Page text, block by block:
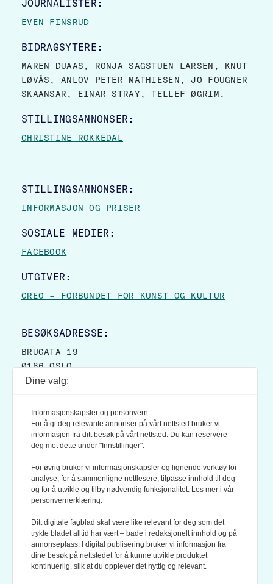
JOURNALISTER:
EVEN FINSRUD
BIDRAGSYTERE:
MAREN DUAAS, RONJA SAGSTUEN LARSEN, KNUT
LØVÅS, ANLOV PETER MATHIESEN, JO FOUGNER
SKAANSAR, EINAR STRAY, TELLEF ØGRIM.
STILLINGSANNONSER:
CHRISTINE ROKKEDAL
STILLINGSANNONSER:
INFORMASJON OG PRISER
SOSIALE MEDIER:
FACEBOOK
UTGIVER:
CREO – FORBUNDET FOR KUNST OG KULTUR
BESØKSADRESSE:
BRUGATA 19
0186 OSLO
POSTBOKS 9007 GRØNLAND
0133 OSLO
LES OGSÅ:
KONTEKSTS PERSONVERN-POLICY
KONTEKST ER MEDLEM AV FAGPRESSEN OG
Dine valg:
Informasjonskapsler og personvern
For å gi deg relevante annonser på vårt nettsted bruker vi
informasjon fra ditt besøk på vårt nettsted. Du kan reservere
deg mot dette under "Innstillinger".
For øvrig bruker vi informasjonskapsler og lignende verktøy for
analyse, for å sammenligne nettlesere, tilpasse innhold til deg
og for å utvikle og tilby nødvendig funksjonalitet. Les mer i vår
personvernerklæring.
Ditt digitale fagblad skal være like relevant for deg som det
trykte bladet alltid har vært – bade i redaksjonelt innhold og på
annonseplass. I digital publisering bruker vi informasjon fra
dine besøk på nettstedet for å kunne utvikle produktet
kontinuerlig, slik at du opplever det nyttig og relevant.